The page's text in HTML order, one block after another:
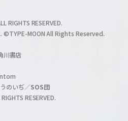
h
a
n
l
RIGHTS RESERVED.
©TYPE-MOON All Rights Reserved.
川書店
のいぢ／SOS団
RESERVED.